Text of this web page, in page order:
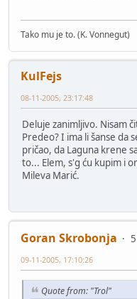
Tako mu je to. (K. Vonnegut)
KulFejs
08-11-2005, 23:17:48
Deluje zanimljivo. Nisam
Predeo? I ima li šanse da
pričao, da Laguna krene
to... Elem, s'g ću kupim i
Mileva Marić.
Goran Skrobonja
5
09-11-2005, 17:10:26
Quote from: "Trol"